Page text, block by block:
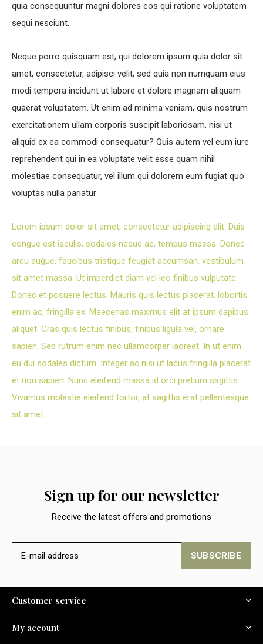
quia consequuntur magni dolores eos qui ratione voluptatem
sequi nesciunt.
Neque porro quisquam est, qui dolorem ipsum quia dolor sit
amet, consectetur, adipisci velit, sed quia non numquam eius
modi tempora incidunt ut labore et dolore magnam aliquam
quaerat voluptatem. Ut enim ad minima veniam, quis nostrum
exercitationem ullam corporis suscipit laboriosam, nisi ut
aliquid ex ea commodi consequatur? Quis autem vel eum iure
reprehenderit qui in ea voluptate velit esse quam nihil
molestiae consequatur, vel illum qui dolorem eum fugiat quo
voluptas nulla pariatur
Lorem ipsum dolor sit amet, consectetur adipiscing elit. Duis
congue est iaculis, sodales neque ac, tempus massa. Donec
arcu augue, faucibus tristique feugiat accumsan, vestibulum
sit amet massa. Ut imperdiet diam vel leo finibus vulputate.
Donec et posuere lectus. Mauris quis lectus placerat, lobortis
enim ac, fringilla ex. Maecenas maximus elit at ipsum dapibus
aliquet. Cras quis lectus finibus, finibus ligula vel, ornare
sapien. Sed rutrum enim nec ullamcorper laoreet. In ut enim
eu dui sodales dictum. Integer ac nisi ut lacus fringilla placerat
et non sapien. Nunc eleifend massa id orci pretium sagittis.
Vivamus molestie eleifend tortor, at sagittis erat pellentesque
sit amet.
Sign up for our newsletter
Receive the latest offers and promotions
SUBSCRIBE
Customer service
My account